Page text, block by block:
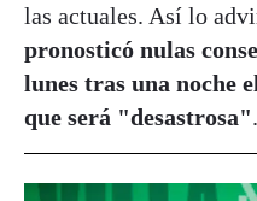
las actuales. Así lo
pronosticó nulas
lunes tras una noche
que será "desastrosa".